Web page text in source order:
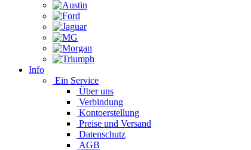
Info
Ein Service
Über uns
Verbindung
Kontoerstellung
Preise und Versand
Datenschutz
AGB